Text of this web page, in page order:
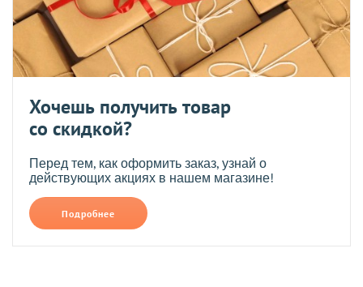
Хочешь получить товар
со скидкой?
Перед тем, как оформить заказ, узнай о
действующих акциях в нашем магазине!
Подробнее